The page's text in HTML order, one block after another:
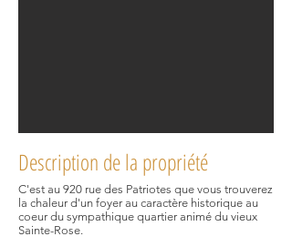
Description de la propriété
C'est au 920 rue des Patriotes que vous trouverez
la chaleur d'un foyer au caractère historique au
coeur du sympathique quartier animé du vieux
Sainte-Rose.